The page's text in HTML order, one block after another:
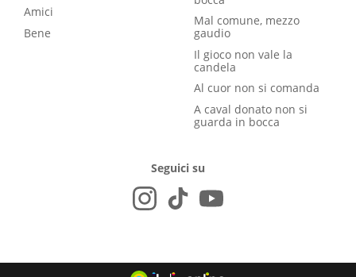
Amici
Bene
Mal comune, mezzo
gaudio
Il gioco non vale la
candela
Al cuor non si comanda
A caval donato non si
guarda in bocca
Seguici su